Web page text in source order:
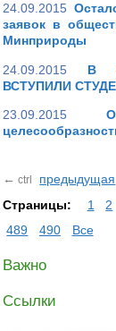
24.09.2015
заявок в
Минприроды
24.09.2015
В
ВСТУПИЛИ
23.09.2015
← ctrl предыдущая
Страницы:
1 2
489
490 Все
Важно
Ссылки